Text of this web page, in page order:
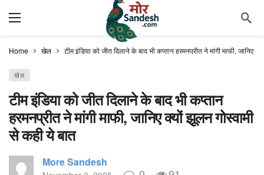
Home खेल टीम इंडिया को जीत दिलाने के बाद भी कप्तान हरमनप्रीत ने मांगी माफी, जानिए
खेल
टीम इंडिया को जीत दिलाने के बाद भी कप्तान
हरमनप्रीत ने मांगी माफी, जानिए क्यों झूलन गोस्वामी
से कही ये बात
More Sandesh